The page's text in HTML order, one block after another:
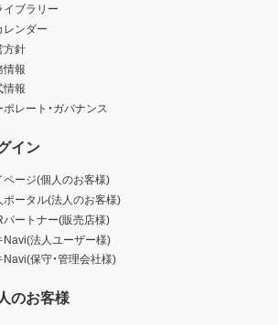
イブラリー
レンダー
方針
情報
情報
ポレート・ガバナンス
イン
ページ(個人のお客様)
ポータル(法人のお客様)
パートナー(販売店様)
Navi(法人ユーザー様)
Navi(保守・管理会社様)
のお客様